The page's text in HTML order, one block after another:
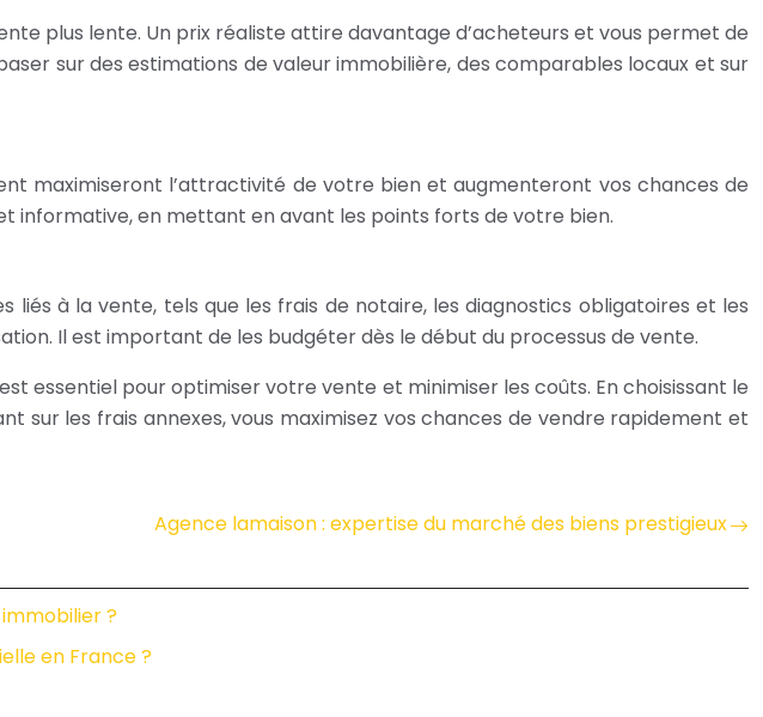
plus lente. Un prix réaliste attire davantage d’acheteurs et vous permet de
sur des estimations de valeur immobilière, des comparables locaux et sur
maximiseront l’attractivité de votre bien et augmenteront vos chances de
informative, en mettant en avant les points forts de votre bien.
liés à la vente, tels que les frais de notaire, les diagnostics obligatoires et les
Il est important de les budgéter dès le début du processus de vente.
essentiel pour optimiser votre vente et minimiser les coûts. En choisissant le
les frais annexes, vous maximisez vos chances de vendre rapidement et
Agence lamaison : expertise du marché des biens prestigieux
?
en France ?